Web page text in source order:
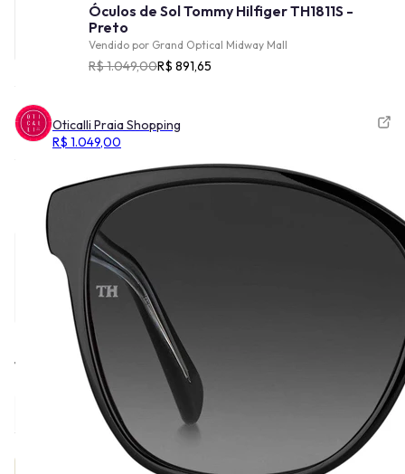
Óculos de Sol Tommy Hilfiger TH1811S -
Preto
Vendido por Grand Optical Midway Mall
R$ 1.049,00R$ 891,65
Oticalli Praia Shopping
R$ 1.049,00
Tamanho